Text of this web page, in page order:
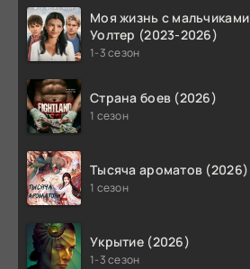
Моя жизнь с мальчиками
Уолтер (2023-2026)
1-3 сезон
Страна боев (2026)
1 сезон
Тысяча ароматов (2026)
1 сезон
Укрытие (2026)
1-3 сезон